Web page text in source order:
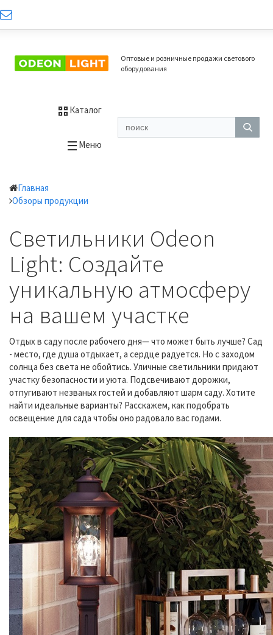
Оптовые и розничные продажи светового
оборудования
Каталог
Меню
Главная
Обзоры продукции
Светильники Odeon
Light: Создайте
уникальную атмосферу
на вашем участке
Отдых в саду после рабочего дня— что может быть лучше? Сад
- место, где душа отдыхает, а сердце радуется. Но с заходом
солнца без света не обойтись. Уличные светильники придают
участку безопасности и уюта. Подсвечивают дорожки,
отпугивают незваных гостей и добавляют шарм саду. Хотите
найти идеальные варианты? Расскажем, как подобрать
освещение для сада чтобы оно радовало вас годами.